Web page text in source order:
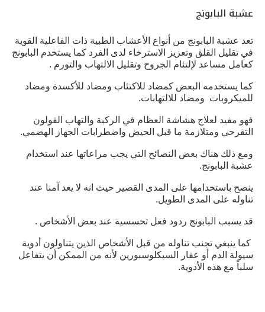
عشبة البابونج
تعد عشبة البابونج من أنواع الأعشاب الطبية ذات الفاعلية القوية
في تقليل القلق وتعزيز الاسترخاء لدى الفرد كما يستخدم البابونج
كعامل مساعد لإلتئام الجروح وتقليل الالتهاب والتورم .
كما يستخدمه البعض كمضاد للاكتئاب ومضاد للأكسدة ومضاد
للميكروبات ومضاد للالتهابات.
فهو مفيد لعلاج هشاشة العظام في الركبة والتهاب القولون
التقرحي ومتلازمة ما قبل الحيض واضطرابات الجهاز الهضمي.
ومع ذلك هناك بعض النصائح التي يجب مراعاتها عند استخدام
عشبة البابونج.
ينصح باستخدامها على المدى القصير حيث انه لا يعد آمنا عند
تناوله على المدى الطويل.
قد يسبب البابونج ردود فعل تحسسية عند بعض الأشخاص .
كما ينبغي تجنب تناوله من قبل الأشخاص الذين يتناولون أدوية
سيولة الدم أو عقار السيكلوسبورين لأنه من الممكن أن يتفاعل
سلباً مع هذه الأدوية.